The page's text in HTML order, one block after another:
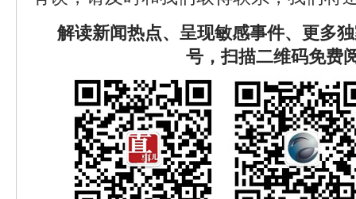
解读新闻热点、呈现敏感事件、更多
号，扫描二维码免费